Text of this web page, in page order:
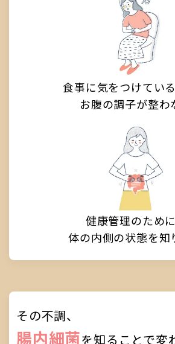
食事に気をつけている
お腹の調子が整わ
健康管理のために
体の内側の状態を知
その不調、
腸内細菌を知ることで変